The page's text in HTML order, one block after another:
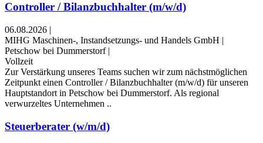
Controller / Bilanzbuchhalter (m/w/d)
06.08.2026 |
MIHG Maschinen-, Instandsetzungs- und Handels GmbH |
Petschow bei Dummerstorf |
Vollzeit
Zur Verstärkung unseres Teams suchen wir zum nächstmöglichen
Zeitpunkt einen Controller / Bilanzbuchhalter (m/w/d) für unseren
Hauptstandort in Petschow bei Dummerstorf. Als regional
verwurzeltes Unternehmen ..
Steuerberater (w/m/d)